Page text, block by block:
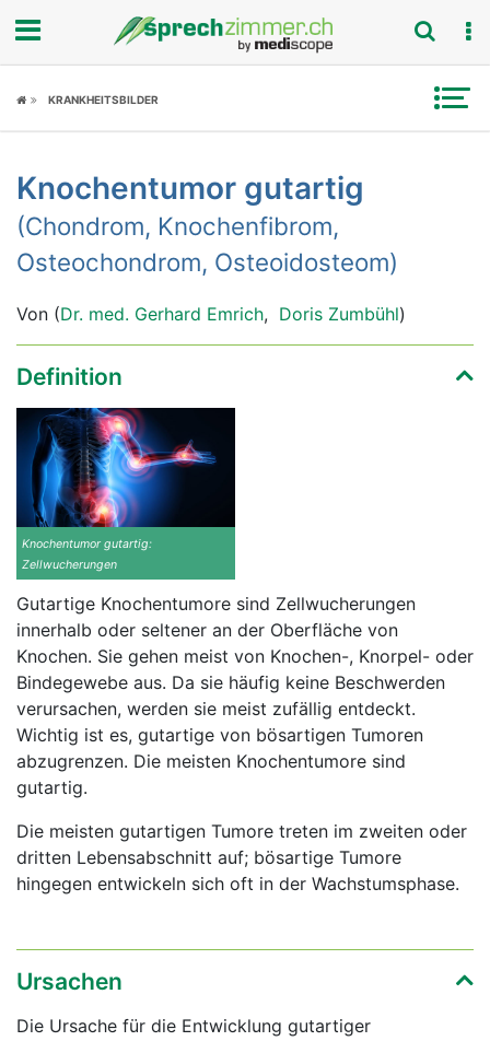
Fokus
Symptome
Untersuchungen
News
Ratgeber
Rubriken
KRANKHEITSBILDER
Knochentumor gutartig
(Chondrom, Knochenfibrom,
Osteochondrom, Osteoidosteom)
Von (Dr. med. Gerhard Emrich, Doris Zumbühl)
Definition
Knochentumor gutartig:
Zellwucherungen
Gutartige Knochentumore sind Zellwucherungen
innerhalb oder seltener an der Oberfläche von
Knochen. Sie gehen meist von Knochen-, Knorpel- oder
Bindegewebe aus. Da sie häufig keine Beschwerden
verursachen, werden sie meist zufällig entdeckt.
Wichtig ist es, gutartige von bösartigen Tumoren
abzugrenzen. Die meisten Knochentumore sind
gutartig.
Die meisten gutartigen Tumore treten im zweiten oder
dritten Lebensabschnitt auf; bösartige Tumore
hingegen entwickeln sich oft in der Wachstumsphase.
Ursachen
Die Ursache für die Entwicklung gutartiger